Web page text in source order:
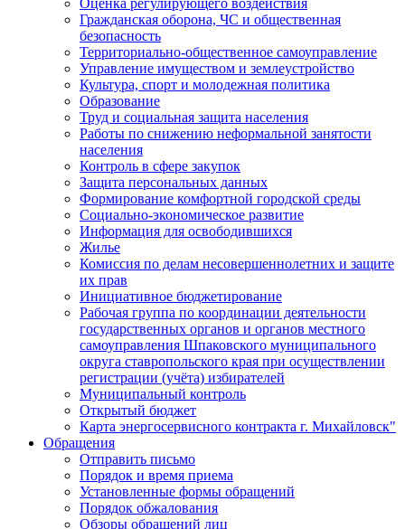
Оценка регулирующего воздействия
Гражданская оборона, ЧС и общественная
безопасность
Территориально-общественное самоуправление
Управление имуществом и землеустройство
Культура, спорт и молодежная политика
Образование
Труд и социальная защита населения
Работы по снижению неформальной занятости
населения
Контроль в сфере закупок
Защита персональных данных
Формирование комфортной городской среды
Социально-экономическое развитие
Информация для освободившихся
Жилье
Комиссия по делам несовершеннолетних и защите
их прав
Инициативное бюджетирование
Рабочая группа по координации деятельности
государственных органов и органов местного
самоуправления Шпаковского муниципального
округа ставропольского края при осуществлении
регистрации (учёта) избирателей
Муниципальный контроль
Открытый бюджет
Карта энергосервисного контракта г. Михайловск"
Обращения
Отправить письмо
Порядок и время приема
Установленные формы обращений
Порядок обжалования
Обзоры обращений лиц